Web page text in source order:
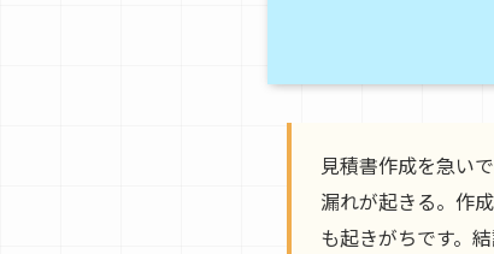
見積書作成を急い
漏れが起きる。作
も起きがちです。結